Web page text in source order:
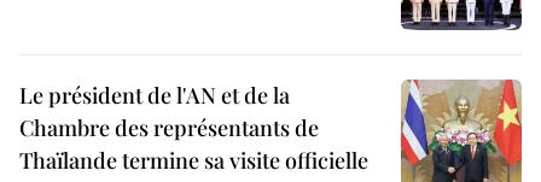
Le président de l'AN et de la
Chambre des représentants de
Thaïlande termine sa visite officielle